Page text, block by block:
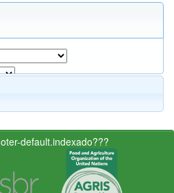
default.indexado???